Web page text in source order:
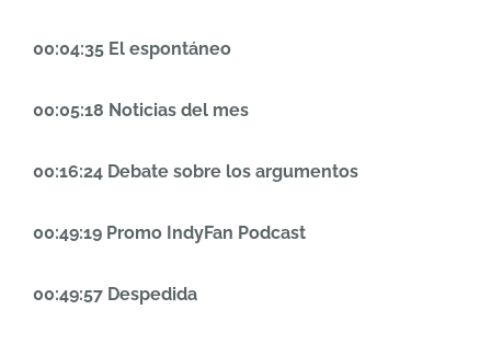
00:04:35 El espontáneo
00:05:18 Noticias del mes
00:16:24 Debate sobre los argumentos
00:49:19 Promo IndyFan Podcast
00:49:57 Despedida